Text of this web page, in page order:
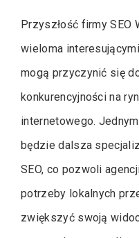
Przyszłość firmy SEO
wieloma
mogą przyczynić się
konkurencyjności na
internetowego.
będzie dalsza
SEO, co pozwoli
potrzeby lokalnych
zwiększyć swoją